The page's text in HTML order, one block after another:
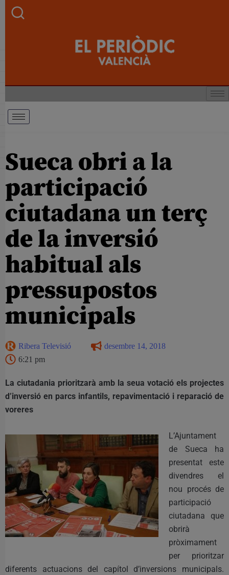
Sueca obri a la
participació
ciutadana un terç
de la inversió
habitual als
pressupostos
municipals
Ribera Televisió
desembre 14, 2018
6:21 pm
La ciutadania prioritzarà amb la seua votació els projectes
d’inversió en parcs infantils, repavimentació i reparació de
voreres
L’Ajuntament
de Sueca ha
presentat este
divendres el
nou procés de
participació
ciutadana que
obrirà
pròximament
per prioritzar
diferents actuacions del capítol d’inversions municipals.